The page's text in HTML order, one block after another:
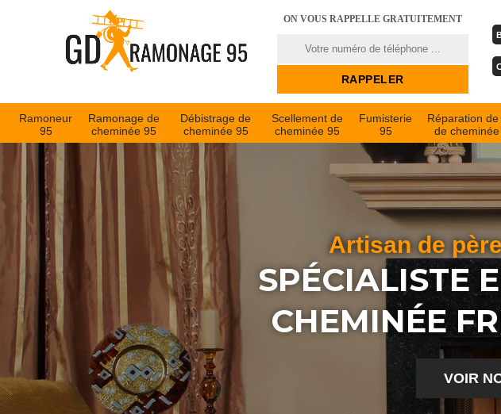
ON VOUS RAPPELLE GRATUITEMENT
Ramoneur
95
Ramonage de
cheminée 95
Débistrage de
cheminée 95
Scellement de
cheminée 95
Fumisterie
95
Réparation de
de
Artisan de
SPÉCIALISTE
CHEMINÉE
VOIR